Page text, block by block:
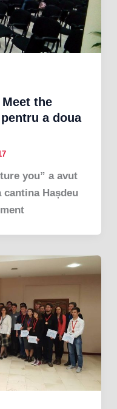
the
a doua
you” a avut
cantina Hașdeu